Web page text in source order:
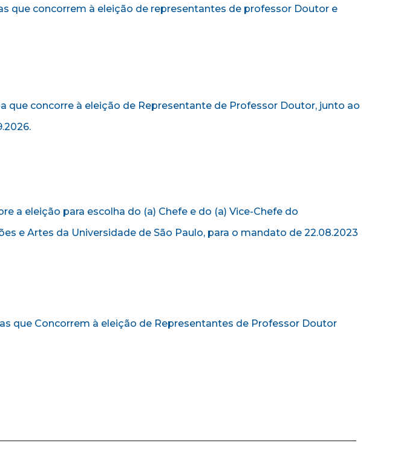
que concorrem à eleição de representantes de professor Doutor e
concorre à eleição de Representante de Professor Doutor, junto ao
a eleição para escolha do (a) Chefe e do (a) Vice-Chefe do
e Artes da Universidade de São Paulo, para o mandato de 22.08.2023
que Concorrem à eleição de Representantes de Professor Doutor